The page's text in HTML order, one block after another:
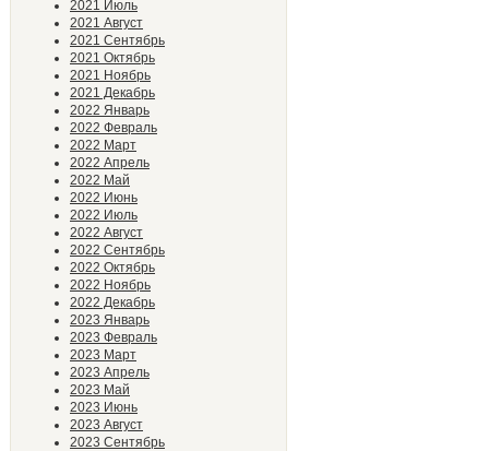
2021 Июль
2021 Август
2021 Сентябрь
2021 Октябрь
2021 Ноябрь
2021 Декабрь
2022 Январь
2022 Февраль
2022 Март
2022 Апрель
2022 Май
2022 Июнь
2022 Июль
2022 Август
2022 Сентябрь
2022 Октябрь
2022 Ноябрь
2022 Декабрь
2023 Январь
2023 Февраль
2023 Март
2023 Апрель
2023 Май
2023 Июнь
2023 Август
2023 Сентябрь